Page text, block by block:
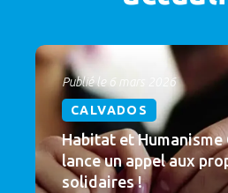
Publié le 6 mars 2026
CALVADOS
Habitat et Humanisme
lance un appel aux
solidaires !